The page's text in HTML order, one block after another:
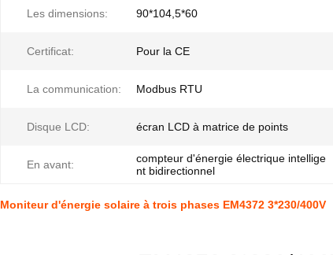
Les dimensions: 90*104,5*60
Certificat: Pour la CE
La communication: Modbus RTU
Disque LCD: écran LCD à matrice de points
En avant:
compteur d'énergie électrique intellige
nt bidirectionnel
Moniteur d'énergie solaire à trois phases EM4372 3*230/400V